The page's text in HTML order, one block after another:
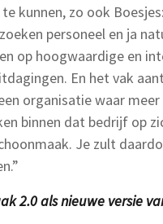
kunnen, zo ook
personeel en ja
op hoogwaardige en
En het vak
organisatie waar
binnen dat bedrijf op
Je zult
2.0 als nieuwe versie